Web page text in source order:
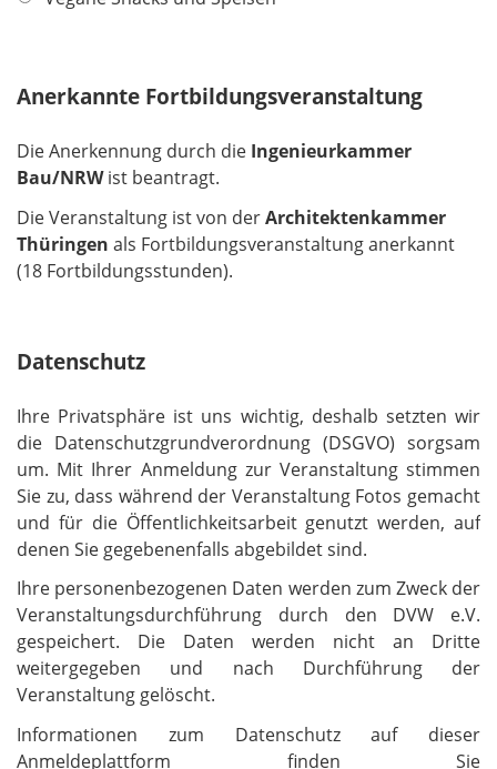
e
d
Anerkannte Fortbildungsveranstaltung
Die Anerkennung durch die Ingenieurkammer
Bau/NRWist beantragt.
Die Veranstaltung ist von derArchitektenkammer
Thüringen als Fortbildungsveranstaltung anerkannt
(18 Fortbildungsstunden).
Datenschutz
Ihre Privatsphäre ist uns wichtig, deshalb setzten wir
die Datenschutzgrundverordnung (DSGVO) sorgsam
um. Mit Ihrer Anmeldung zur Veranstaltung stimmen
Sie zu, dass während der Veranstaltung Fotos gemacht
und für die Öffentlichkeitsarbeit genutzt werden, auf
denen Sie gegebenenfalls abgebildet sind.
Ihre personenbezogenen Daten werden zum Zweck der
Veranstaltungsdurchführung durch den DVW e.V.
gespeichert. Die Daten werden nicht an Dritte
weitergegeben und nach Durchführung der
Veranstaltung gelöscht.
Informationen zum Datenschutz auf dieser
Anmeldeplattform finden Sie